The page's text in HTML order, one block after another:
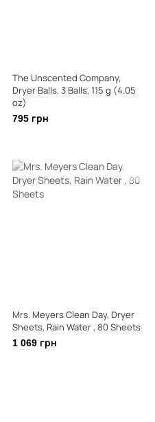
The Unscented Company,
Dryer Balls, 3 Balls, 115 g (4.05
oz)
795 грн
Mrs. Meyers Clean Day, Dryer
Sheets, Rain Water , 80 Sheets
1 069 грн